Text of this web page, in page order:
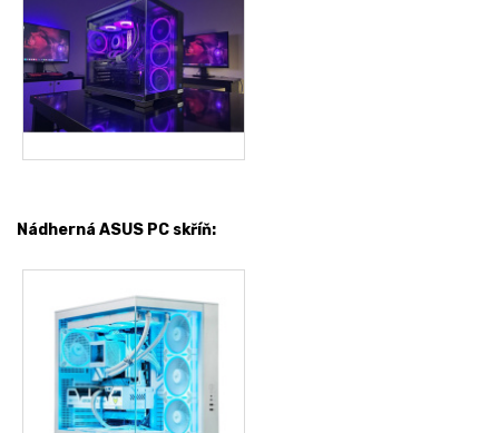
Nádherná ASUS PC skříň: